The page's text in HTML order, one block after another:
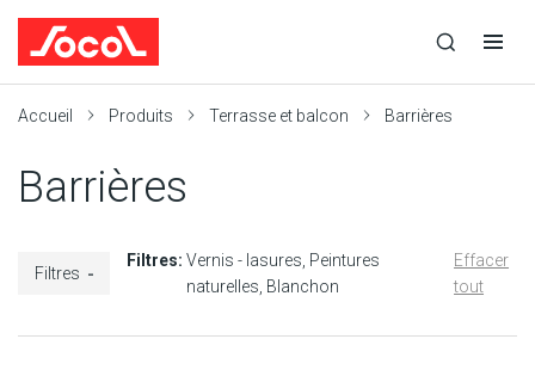
recherche
recherche
navigation
Accueil Produits Terrasse et balcon Barrières
Barrières
Filtres
Filtres:Vernis - lasures Peintures
naturelles Blanchon
Effacer
tout